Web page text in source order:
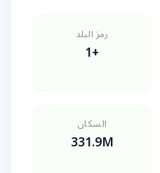
رمز البلد
+1
السكان
331.9M